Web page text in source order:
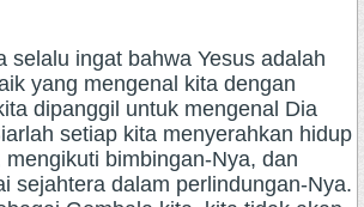
selalu ingat bahwa Yesus adalah
yang mengenal kita dengan
dipanggil untuk mengenal Dia
setiap kita menyerahkan hidup
mengikuti bimbingan-Nya, dan
sejahtera dalam perlindungan-Nya.